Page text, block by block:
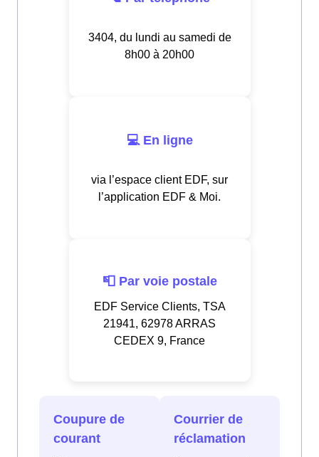
3404, du lundi au samedi de
8h00 à 20h00
💻 En ligne
via l’espace client EDF, sur
l’application EDF & Moi.
📮 Par voie postale
EDF Service Clients, TSA
21941, 62978 ARRAS
CEDEX 9, France
Coupure de
courant
Courrier de
réclamation